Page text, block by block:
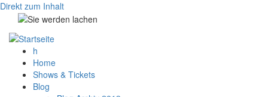
Direkt zum Inhalt
h
Home
Shows & Tickets
Blog